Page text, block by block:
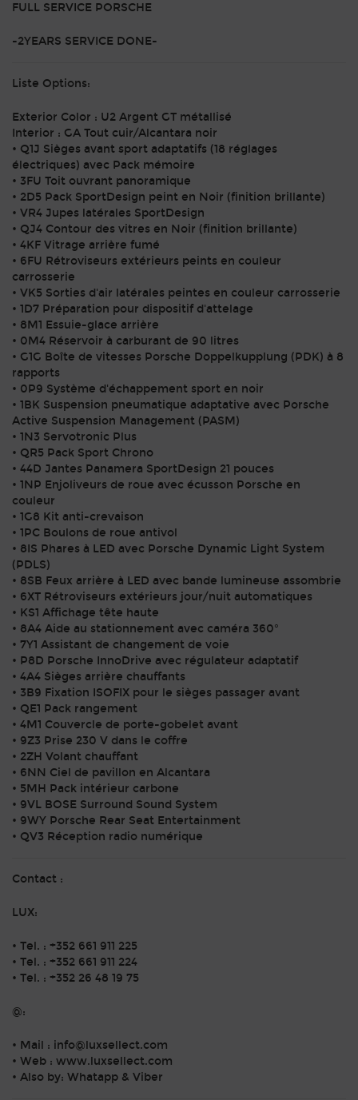
FULL SERVICE PORSCHE
-2YEARS SERVICE DONE-
Liste Options:
Exterior Color : U2 Argent GT métallisé
Interior : GA Tout cuir/Alcantara noir
• Q1J Sièges avant sport adaptatifs (18 réglages
électriques) avec Pack mémoire
• 3FU Toit ouvrant panoramique
• 2D5 Pack SportDesign peint en Noir (finition brillante)
• VR4 Jupes latérales SportDesign
• QJ4 Contour des vitres en Noir (finition brillante)
• 4KF Vitrage arrière fumé
• 6FU Rétroviseurs extérieurs peints en couleur
carrosserie
• VK5 Sorties d'air latérales peintes en couleur carrosserie
• 1D7 Préparation pour dispositif d'attelage
• 8M1 Essuie-glace arrière
• 0M4 Réservoir à carburant de 90 litres
• G1G Boîte de vitesses Porsche Doppelkupplung (PDK) à 8
rapports
• 0P9 Système d'échappement sport en noir
• 1BK Suspension pneumatique adaptative avec Porsche
Active Suspension Management (PASM)
• 1N3 Servotronic Plus
• QR5 Pack Sport Chrono
• 44D Jantes Panamera SportDesign 21 pouces
• 1NP Enjoliveurs de roue avec écusson Porsche en
couleur
• 1G8 Kit anti-crevaison
• 1PC Boulons de roue antivol
• 8IS Phares à LED avec Porsche Dynamic Light System
(PDLS)
• 8SB Feux arrière à LED avec bande lumineuse assombrie
• 6XT Rétroviseurs extérieurs jour/nuit automatiques
• KS1 Affichage tête haute
• 8A4 Aide au stationnement avec caméra 360°
• 7Y1 Assistant de changement de voie
• P8D Porsche InnoDrive avec régulateur adaptatif
• 4A4 Sièges arrière chauffants
• 3B9 Fixation ISOFIX pour le sièges passager avant
• QE1 Pack rangement
• 4M1 Couvercle de porte-gobelet avant
• 9Z3 Prise 230 V dans le coffre
• 2ZH Volant chauffant
• 6NN Ciel de pavillon en Alcantara
• 5MH Pack intérieur carbone
• 9VL BOSE Surround Sound System
• 9WY Porsche Rear Seat Entertainment
• QV3 Réception radio numérique
Contact :
LUX:
• Tel. : +352 661 911 225
•⁠ ⁠Tel. : +352 661 911 224
•⁠ ⁠Tel. : +352 26 48 19 75
@:
• Mail : info@luxsellect.com
• Web : www.luxsellect.com
• Also by: Whatapp & Viber